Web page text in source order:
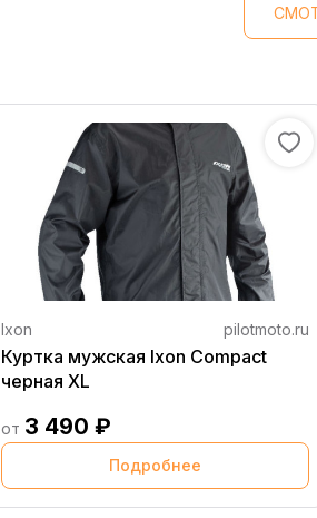
Ixon pilotmoto.ru
Куртка мужская Ixon Compact
черная XL
от 3 490 ₽
Подробнее